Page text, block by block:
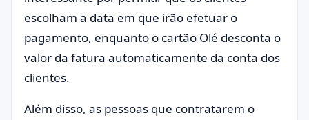
escolham a data em que irão efetuar o
pagamento, enquanto o cartão Olé desconta o
valor da fatura automaticamente da conta dos
clientes.
Além disso, as pessoas que contratarem o